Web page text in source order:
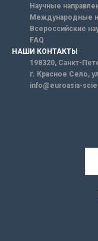
Научные
Международные
Всероссийские
FAQ
НАШИ КОНТАКТЫ
198320, Санкт-
г. Красное Село,
info@euroasia-